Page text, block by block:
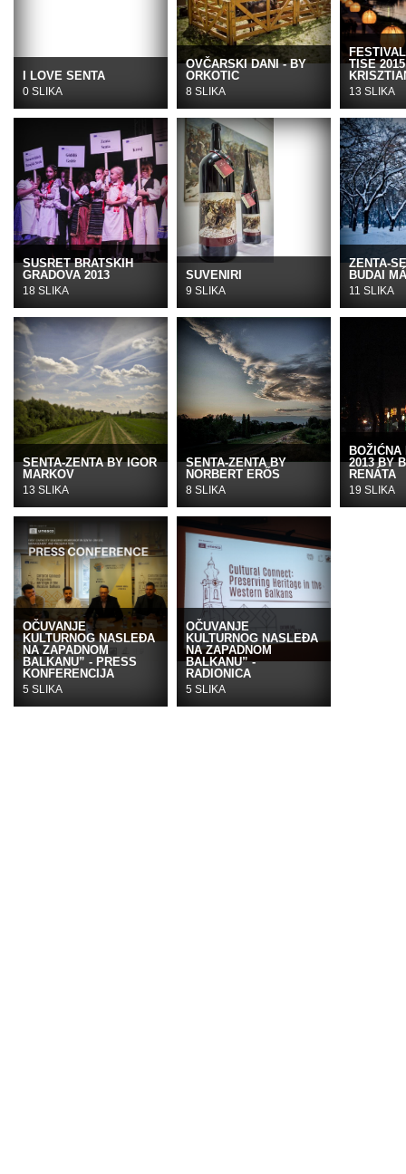
I LOVE SENTA
0 SLIKA
OVČARSKI DANI - BY
ORKOTIC
8 SLIKA
TISE
13 SLIKA
SUSRET BRATSKIH
GRADOVA 2013
18 SLIKA
SUVENIRI
9 SLIKA
ZENTA-
BUDAI
11 SLIKA
SENTA-ZENTA BY IGOR
MARKOV
13 SLIKA
SENTA-ZENTA BY
NORBERT ERŐS
8 SLIKA
BOŽIĆNA
2013 BY
RENÁTA
19 SLIKA
OČUVANJE
KULTURNOG NASLEĐA
NA ZAPADNOM
BALKANU” - PRESS
KONFERENCIJA
5 SLIKA
OČUVANJE
KULTURNOG NASLEĐA
NA ZAPADNOM
BALKANU” -
RADIONICA
5 SLIKA